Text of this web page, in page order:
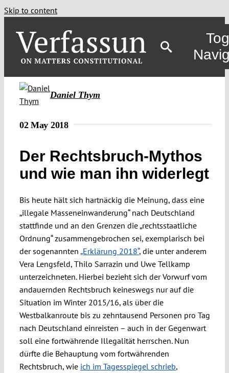
Skip to content
Daniel Thym
02 May 2018
Der Rechtsbruch-Mythos
und wie man ihn widerlegt
Bis heute hält sich hartnäckig die Meinung, dass eine
„illegale Masseneinwanderung“ nach Deutschland
stattfinde und an den Grenzen die „rechtsstaatliche
Ordnung“ zusammengebrochen sei, exemplarisch bei
der sogenannten „Erklärung 2018“, die unter anderem
Vera Lengsfeld, Thilo Sarrazin und Uwe Tellkamp
unterzeichneten. Hierbei bezieht sich der Vorwurf vom
andauernden Rechtsbruch keineswegs nur auf die
Situation im Winter 2015/16, als über die
Westbalkanroute bis zu zehntausend Personen pro Tag
nach Deutschland einreisten – auch in der Gegenwart
soll eine fortwährende Illegalität herrschen. Nun
dürfte die Behauptung vom fortwährenden
Rechtsbruch, wie ich im Tagesspiegel schrieb,